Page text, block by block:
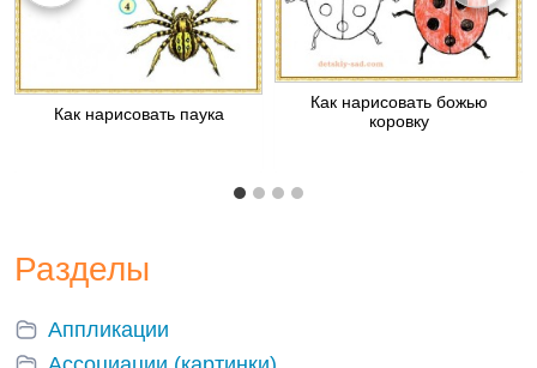
Как нарисовать паука
Как нарисовать божью
коровку
Разделы
Аппликации